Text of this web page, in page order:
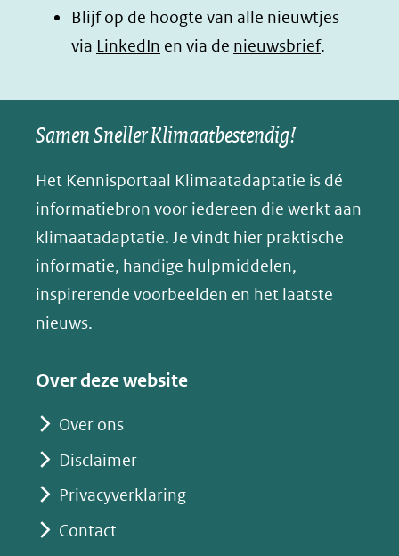
e
b
(opent
nieuw
(verwijst
naar
een
k
e
(opent
in
naar
een
t
s
(opent
in
nieuw
naar
een
d
e
o
p
B
e
s
Blijf op de hoogte van alle nieuwtjes
via LinkedIn (opent
nieuw
venster)
naar
een
andere
website)
en via de nieuwsbrief.
Samen Sneller Klimaatbestendig!
Het Kennisportaal Klimaatadaptatie is dé
informatiebron voor iedereen die werkt aan
klimaatadaptatie. Je vindt hier praktische
informatie, handige hulpmiddelen,
inspirerende voorbeelden en het laatste
nieuws.
Over deze website
Over ons
Disclaimer
Privacyverklaring
Contact